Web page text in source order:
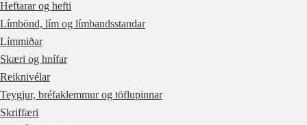
Heftarar og hefti
Límbönd, lím og límbandsstandar
Límmiðar
Skæri og hnífar
Reiknivélar
Teygjur, bréfaklemmur og töflupinnar
Skriffæri